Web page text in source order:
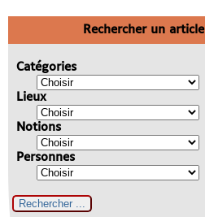
Rechercher un
Catégories
Lieux
Notions
Personnes